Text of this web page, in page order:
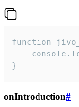
function
}
onIntroduction#